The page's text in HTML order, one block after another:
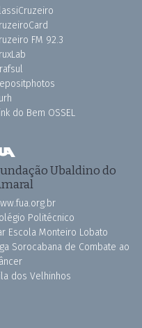
FM 92.3
do Bem OSSEL
Ubaldino do
Politécnico
Escola Monteiro Lobato
Sorocabana de Combate ao
dos Velhinhos